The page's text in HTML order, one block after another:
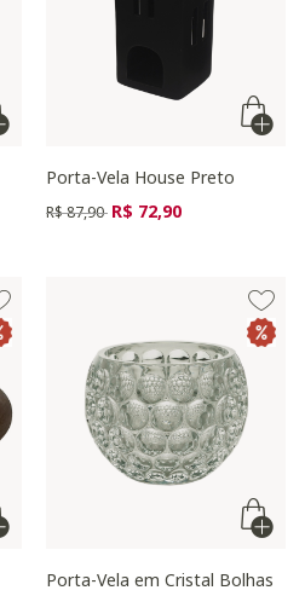
Porta-Vela House Preto
Preço reduzido de
R$ 87,90 para
R$ 72,90
Porta-Vela em Cristal Bolhas